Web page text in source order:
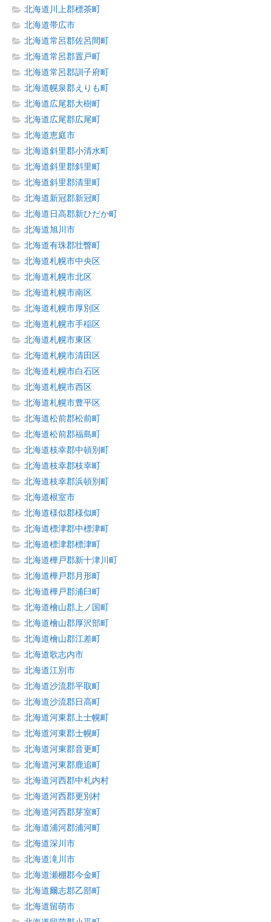
北海道川上郡標茶町
北海道帯広市
北海道常呂郡佐呂間町
北海道常呂郡置戸町
北海道常呂郡訓子府町
北海道幌泉郡えりも町
北海道広尾郡大樹町
北海道広尾郡広尾町
北海道恵庭市
北海道斜里郡小清水町
北海道斜里郡斜里町
北海道斜里郡清里町
北海道新冠郡新冠町
北海道日高郡新ひだか町
北海道旭川市
北海道有珠郡壮瞥町
北海道札幌市中央区
北海道札幌市北区
北海道札幌市南区
北海道札幌市厚別区
北海道札幌市手稲区
北海道札幌市東区
北海道札幌市清田区
北海道札幌市白石区
北海道札幌市西区
北海道札幌市豊平区
北海道松前郡松前町
北海道松前郡福島町
北海道枝幸郡中頓別町
北海道枝幸郡枝幸町
北海道枝幸郡浜頓別町
北海道根室市
北海道様似郡様似町
北海道標津郡中標津町
北海道標津郡標津町
北海道樺戸郡新十津川町
北海道樺戸郡月形町
北海道樺戸郡浦臼町
北海道檜山郡上ノ国町
北海道檜山郡厚沢部町
北海道檜山郡江差町
北海道歌志内市
北海道江別市
北海道沙流郡平取町
北海道沙流郡日高町
北海道河東郡上士幌町
北海道河東郡士幌町
北海道河東郡音更町
北海道河東郡鹿追町
北海道河西郡中札内村
北海道河西郡更別村
北海道河西郡芽室町
北海道浦河郡浦河町
北海道深川市
北海道滝川市
北海道瀬棚郡今金町
北海道爾志郡乙部町
北海道留萌市